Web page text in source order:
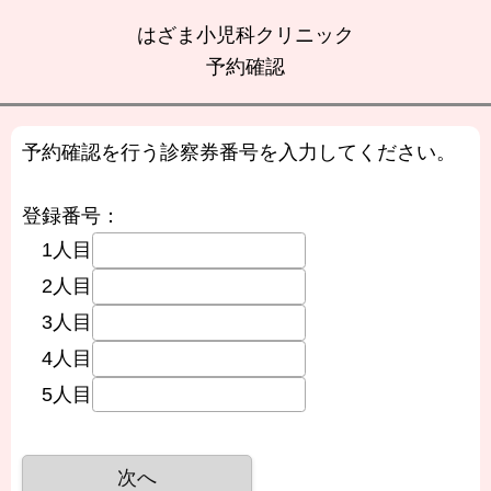
はざま小児科クリニック
予約確認
予約確認を行う診察券番号を入力してください。
登録番号：
1人目
2人目
3人目
4人目
5人目